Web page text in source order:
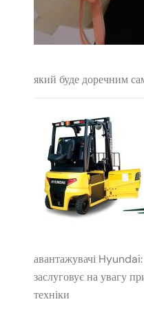
який буде доречним
авантажувачі
заслуговує на увагу
техніки